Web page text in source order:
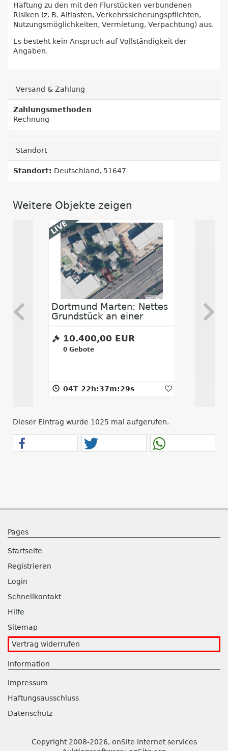
Haftung zu den mit den Flurstücken verbundenen
Risiken (z. B. Altlasten, Verkehrssicherungspflichten,
Nutzungsmöglichkeiten, Vermietung, Verpachtung) aus.
Es besteht kein Anspruch auf Vollständigkeit der
Angaben.
Versand & Zahlung
Zahlungsmethoden
Rechnung
Standort
Standort: Deutschland, 51647
Weitere Objekte zeigen
LIVE
Dortmund Marten: Nettes
Grundstück an einer
10.400,00 EUR
0Gebote
04T 22h:37m:29s
Ca.
Dieser Eintrag wurde 1025 mal aufgerufen.
Pages
Startseite
Registrieren
Login
Schnellkontakt
Hilfe
Sitemap
Vertrag widerrufen
Information
Impressum
Haftungsausschluss
Datenschutz
Copyright 2008-2026, onSite internet services